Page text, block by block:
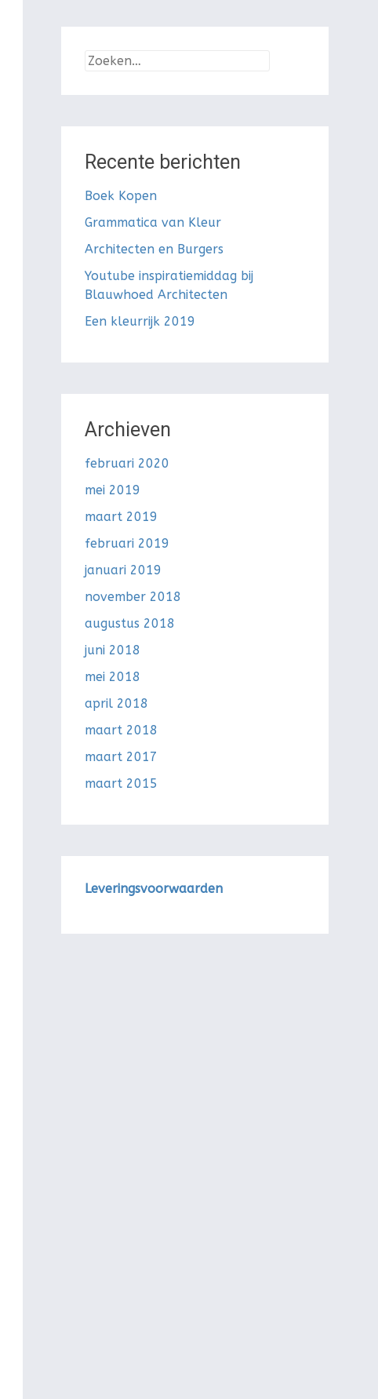
Zoeken
Recente berichten
Boek Kopen
Grammatica van Kleur
Architecten en Burgers
Youtube inspiratiemiddag bij
Blauwhoed Architecten
Een kleurrijk 2019
Archieven
februari 2020
mei 2019
maart 2019
februari 2019
januari 2019
november 2018
augustus 2018
juni 2018
mei 2018
april 2018
maart 2018
maart 2017
maart 2015
Leveringsvoorwaarden